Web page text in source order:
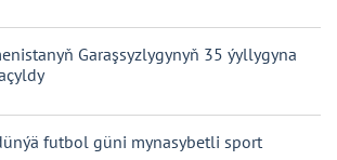
Garaşsyzlygynyň 35 ýyllygyna
futbol güni mynasybetli sport